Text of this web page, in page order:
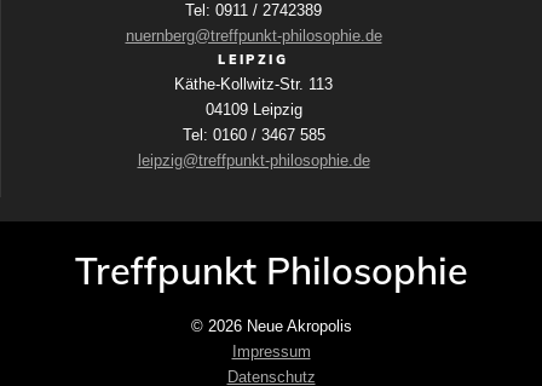
Tel: 0911 / 2742389
nuernberg@treffpunkt-philosophie.de
LEIPZIG
Käthe-Kollwitz-Str. 113
04109 Leipzig
Tel: 0160 / 3467 585
leipzig@treffpunkt-philosophie.de
Treffpunkt Philosophie
© 2026 Neue Akropolis
Impressum
Datenschutz